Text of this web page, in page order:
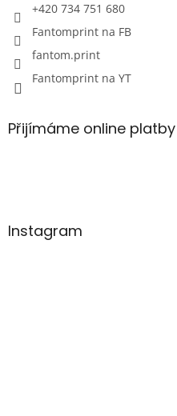
+420 734 751 680
Fantomprint na FB
fantom.print
Fantomprint na YT
Přijímáme online platby
Instagram